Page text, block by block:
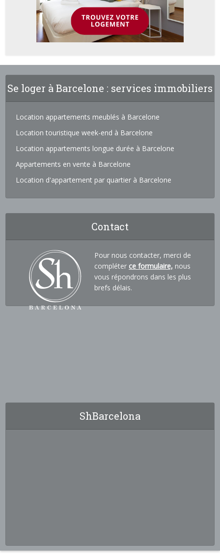
Se loger à Barcelone : services immobiliers
Location appartements meublés à Barcelone
Location touristique week-end à Barcelone
Location appartements longue durée à Barcelone
Appartements en vente à Barcelone
Location d'appartement par quartier à Barcelone
Contact
Pour nous contacter, merci de
compléter ce formulaire, nous
vous répondrons dans les plus
brefs délais.
ShBarcelona